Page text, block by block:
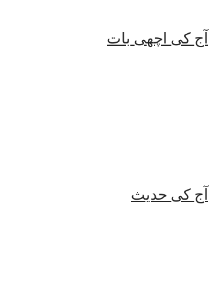
آج کی اچھی بات
آج کی حدیث